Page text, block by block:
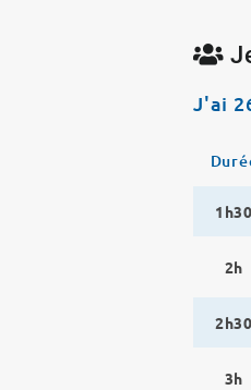
J'ai
1h30
2h
2h30
3h